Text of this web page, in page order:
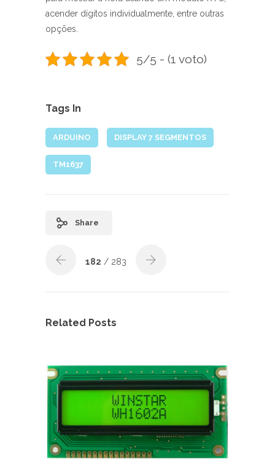
acender dígitos individualmente, entre outras
opções.
5/5 - (1 voto)
Tags In
ARDUINO DISPLAY 7 SEGMENTOS
TM1637
Share
182 / 283
Related Posts